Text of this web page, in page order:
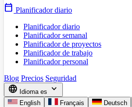
calendar_today Planificador diario
Planificador diario
Planificador semanal
Planificador de proyectos
Planificador de trabajo
Planificador personal
Blog Precios Seguridad
language Idioma es expand_more
English Français Deutsch